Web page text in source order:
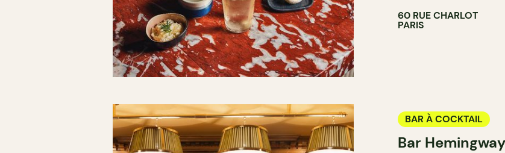
60 RUE CHARLOT
PARIS
BAR À COCKTAIL
Bar Hemingway